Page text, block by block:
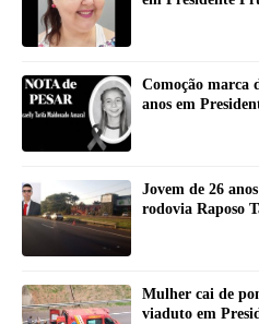
Comoção marca
anos em
Jovem de 26
rodovia Raposo
Mulher cai de
viaduto em